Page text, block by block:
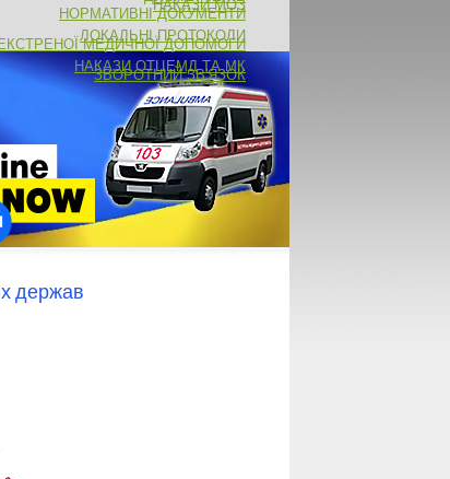
НОРМАТИВНІ ДОКУМЕНТИ
НАКАЗИ МОЗ
ЛОКАЛЬНІ ПРОТОКОЛИ
НАКАЗИ ОТЦЕМД ТА МК
ЕКСТРЕНОЇ МЕДИЧНОЇ ДОПОМОГИ
ЗВОРОТНИЙ ЗВ'ЯЗОК
держав